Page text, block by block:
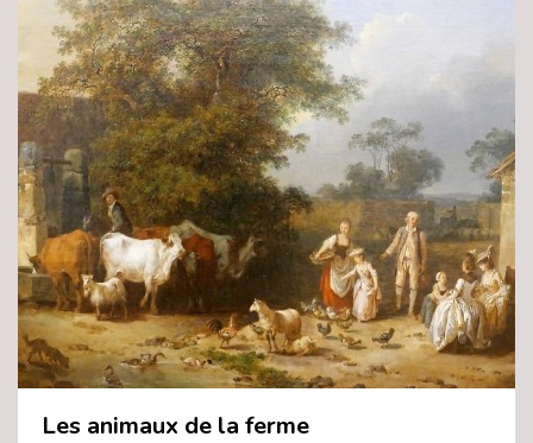
Les animaux de la ferme